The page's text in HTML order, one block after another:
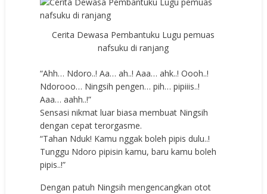
Cerita Dewasa Pembantuku Lugu pemuas
nafsuku di ranjang
“Ahh… Ndoro..! Aa… ah..! Aaa… ahk..! Oooh..!
Ndorooo… Ningsih pengen… pih… pipiiis..!
Aaa… aahh..!”
Sensasi nikmat luar biasa membuat Ningsih
dengan cepat terorgasme.
“Tahan Nduk! Kamu nggak boleh pipis dulu..!
Tunggu Ndoro pipisin kamu, baru kamu boleh
pipis..!”
Dengan patuh Ningsih mengencangkan otot